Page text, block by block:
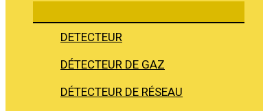
DETECTEUR
DÉTECTEUR DE GAZ
DÉTECTEUR DE RÉSEAU